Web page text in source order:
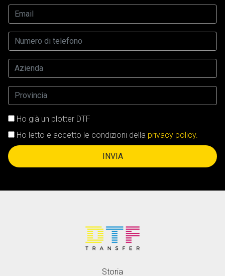
Ho già un plotter DTF
Ho letto e accetto le condizioni della privacy policy.
INVIA
Storia